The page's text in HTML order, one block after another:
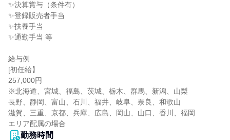
✨決算賞与（条件有）
✨登録販売者手当
✨扶養手当
✨通勤手当 等
給与例
[初任給】
257,000円
※北海道、宮城、福島、茨城、栃木、群馬、新潟、山梨
長野、静岡、富山、石川、福井、岐阜、奈良、和歌山
滋賀、三重、京都、兵庫、広島、岡山、山口、香川、福岡
エリア配属の場合
勤務時間